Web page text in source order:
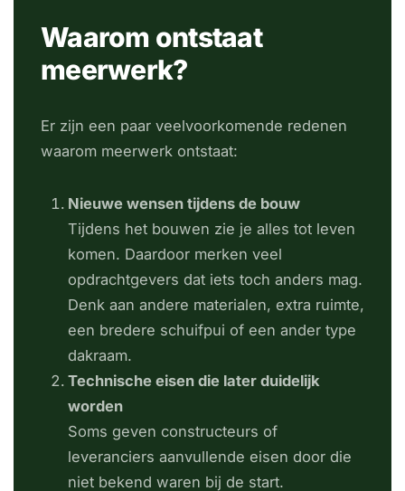
Waarom ontstaat
meerwerk?
Er zijn een paar veelvoorkomende redenen
waarom meerwerk ontstaat:
Nieuwe wensen tijdens de bouw
Tijdens het bouwen zie je alles tot leven
komen. Daardoor merken veel
opdrachtgevers dat iets toch anders mag.
Denk aan andere materialen, extra ruimte,
een bredere schuifpui of een ander type
dakraam.
Technische eisen die later duidelijk
worden
Soms geven constructeurs of
leveranciers aanvullende eisen door die
niet bekend waren bij de start.